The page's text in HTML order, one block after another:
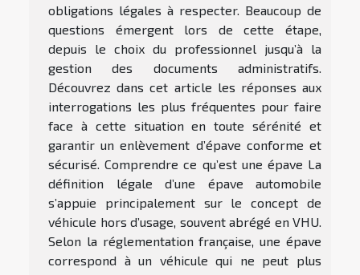
obligations légales à respecter. Beaucoup de
questions émergent lors de cette étape,
depuis le choix du professionnel jusqu’à la
gestion des documents administratifs.
Découvrez dans cet article les réponses aux
interrogations les plus fréquentes pour faire
face à cette situation en toute sérénité et
garantir un enlèvement d’épave conforme et
sécurisé. Comprendre ce qu’est une épave La
définition légale d’une épave automobile
s’appuie principalement sur le concept de
véhicule hors d’usage, souvent abrégé en VHU.
Selon la réglementation française, une épave
correspond à un véhicule qui ne peut plus